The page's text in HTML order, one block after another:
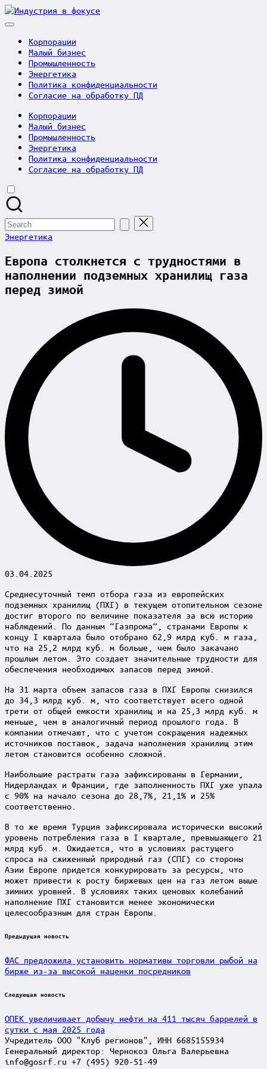
Skip
to
Индустрия
Корпорации
Малый бизнес
Промышленность
Энергетика
Политика конфиденциальности
Согласие на обработку ПД
Корпорации
Малый бизнес
Промышленность
Энергетика
Политика конфиденциальности
Согласие на обработку ПД
Search
for:
Posted
Энергетика
Европа столкнется с трудностями в
наполнении подземных хранилищ газа
перед зимой
03.04.2025
Среднесуточный темп отбора газа из европейских
подземных хранилищ (ПХГ) в текущем отопительном сезоне
достиг второго по величине показателя за всю историю
наблюдений. По данным “Газпрома”, странами Европы к
концу I квартала было отобрано 62,9 млрд куб. м газа,
что на 25,2 млрд куб. м больше, чем было закачано
прошлым летом. Это создает значительные трудности для
обеспечения необходимых запасов перед зимой.
На 31 марта объем запасов газа в ПХГ Европы снизился
до 34,3 млрд куб. м, что соответствует всего одной
трети от общей емкости хранилищ и на 25,3 млрд куб. м
меньше, чем в аналогичный период прошлого года. В
компании отмечают, что с учетом сокращения надежных
источников поставок, задача наполнения хранилищ этим
летом становится особенно сложной.
Наибольшие растраты газа зафиксированы в Германии,
Нидерландах и Франции, где заполненность ПХГ уже упала
с 90% на начало сезона до 28,7%, 21,1% и 25%
соответственно.
В то же время Турция зафиксировала исторически высокий
уровень потребления газа в I квартале, превышающего 21
млрд куб. м. Ожидается, что в условиях растущего
спроса на сжиженный природный газ (СПГ) со стороны
Азии Европе придется конкурировать за ресурсы, что
может привести к росту биржевых цен на газ летом выше
зимних уровней. В условиях таких ценовых колебаний
наполнение ПХГ становится менее экономически
целесообразным для стран Европы.
Post
Предыдущая новость
ФАС предложила установить нормативы торговли рыбой на
бирже из-за высокой наценки посредников
Следующая новость
ОПЕК увеличивает добычу нефти на 411 тысяч баррелей в
сутки с мая 2025 года
Учредитель ООО "Клуб регионов", ИНН 6685155934
Генеральный директор: Чернокоз Ольга Валерьевна
info@gosrf.ru +7 (495) 920-51-49